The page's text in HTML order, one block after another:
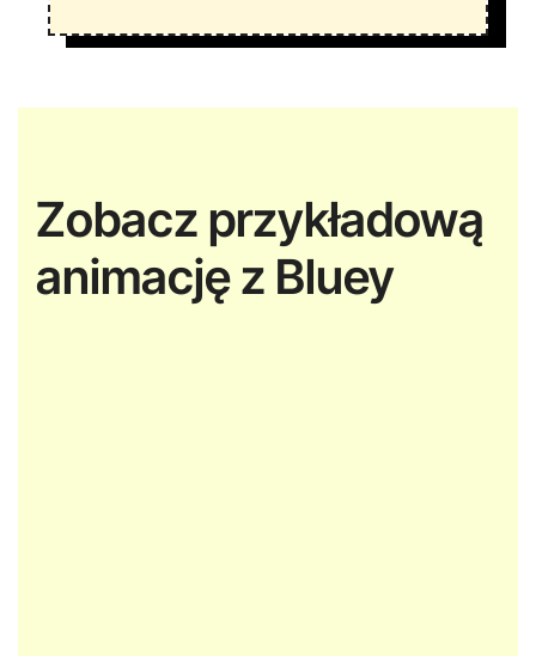
Zobacz przykładową
animację z Bluey